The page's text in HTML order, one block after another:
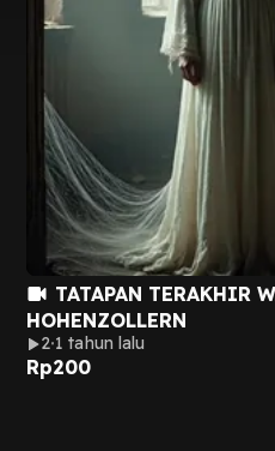
TATAPAN TERAKHIR
HOHENZOLLERN
2 1 tahun lalu
Rp200